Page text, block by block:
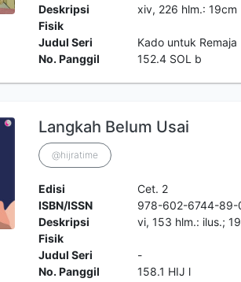
Deskripsi
Fisik
xiv, 226 hlm.: 19cm
Judul Seri
Kado untuk Remaja
No. Panggil
152.4 SOL b
Langkah Belum Usai
@hijratime
Edisi
Cet. 2
ISBN/ISSN
978-602-6744-89-
Deskripsi
Fisik
vi, 153 hlm.: ilus.;
Judul Seri
-
No. Panggil
158.1 HIJ l